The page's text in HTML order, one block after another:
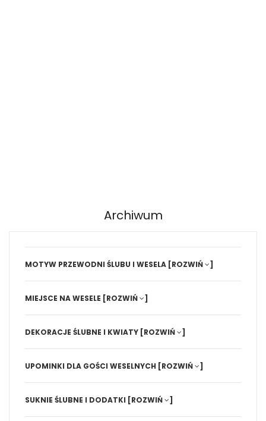
Archiwum
MOTYW PRZEWODNI ŚLUBU I WESELA [ROZWIŃ ]
MIEJSCE NA WESELE [ROZWIŃ ]
DEKORACJE ŚLUBNE I KWIATY [ROZWIŃ ]
UPOMINKI DLA GOŚCI WESELNYCH [ROZWIŃ ]
SUKNIE ŚLUBNE I DODATKI [ROZWIŃ ]